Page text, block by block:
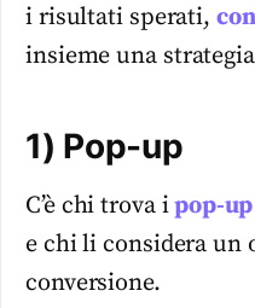
i risultati sperati,
insieme una
1) Pop-up
C’è chi trova ipop-up
e chi li considera
conversione.